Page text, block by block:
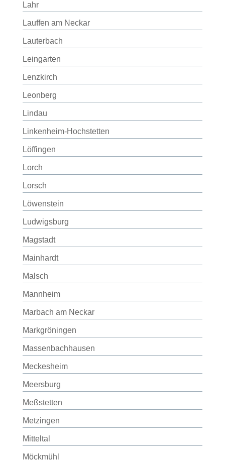
Lahr
Lauffen am Neckar
Lauterbach
Leingarten
Lenzkirch
Leonberg
Lindau
Linkenheim-Hochstetten
Löffingen
Lorch
Lorsch
Löwenstein
Ludwigsburg
Magstadt
Mainhardt
Malsch
Mannheim
Marbach am Neckar
Markgröningen
Massenbachhausen
Meckesheim
Meersburg
Meßstetten
Metzingen
Mitteltal
Möckmühl